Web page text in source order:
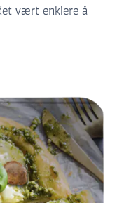
vært enklere å